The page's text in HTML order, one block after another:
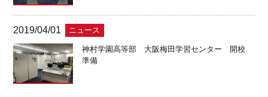
2019/04/01 ニュース
神村学園高等部 大阪梅田学習センター 開校
準備